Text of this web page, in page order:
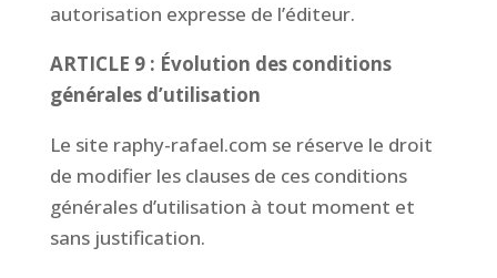
autorisation expresse de l’éditeur.
ARTICLE 9 : Évolution des conditions
générales d’utilisation
Le site raphy-rafael.com se réserve le droit
de modifier les clauses de ces conditions
générales d’utilisation à tout moment et
sans justification.